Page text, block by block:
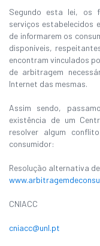
Segundo esta lei, os
serviços estabelecidos
de informarem os
disponíveis,
encontram vinculados
de arbitragem
Internet das mesmas.
Assim sendo,
existência de um
resolver algum
consumidor:
Resolução alternativa
CNIACC
cniacc@unl.pt